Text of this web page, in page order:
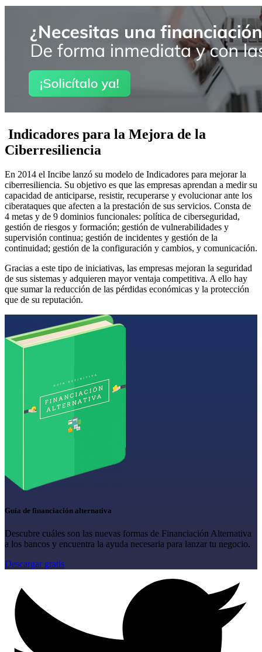
Indicadores para la Mejora de la
Ciberresiliencia
En 2014 el Incibe lanzó su modelo de Indicadores para mejorar la
ciberresiliencia. Su objetivo es que las empresas aprendan a medir su
capacidad de anticiparse, resistir, recuperarse y evolucionar ante los
ciberataques que afecten a la prestación de sus servicios. Consta de
4 metas y de 9 dominios funcionales: política de ciberseguridad,
gestión de riesgos y formación; gestión de vulnerabilidades y
supervisión continua; gestión de incidentes y gestión de la
continuidad; gestión de la configuración y cambios, y comunicación.
Gracias a este tipo de iniciativas, las empresas mejoran la seguridad
de sus sistemas y adquieren mayor ventaja competitiva. A ello hay
que sumar la reducción de las pérdidas económicas y la protección
que de su reputación.
Guía de financiación alternativa
Descubre cuáles son las nuevas formas de Financiación Alternativa
a los bancos y encuentra la ayuda necesaria para lanzar tu negocio.
Descargar gratis